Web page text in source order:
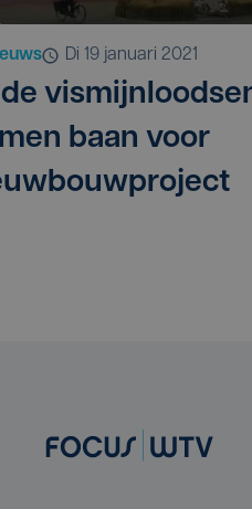
di 19 januari 2021
baan voor